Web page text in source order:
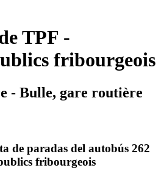
TPF -
fribourgeois
- Bulle, gare routière
de paradas del autobús 262
fribourgeois